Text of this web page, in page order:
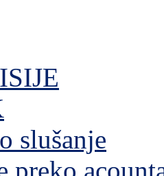
slušanje